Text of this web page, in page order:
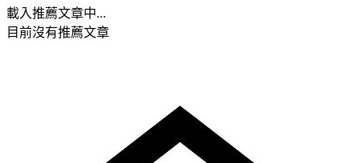
載入推薦文章中...
目前沒有推薦文章